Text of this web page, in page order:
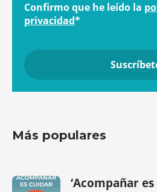
Confirmo que he leído la
privacidad*
Más populares
‘Acompañar